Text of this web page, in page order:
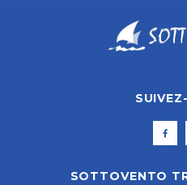
SOTTOVENTO